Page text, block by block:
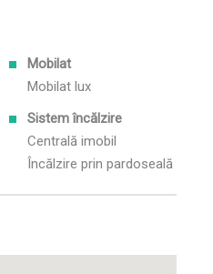
Mobilat
Mobilat lux
Sistem încălzire
Centrală imobil
Încălzire prin pardoseală